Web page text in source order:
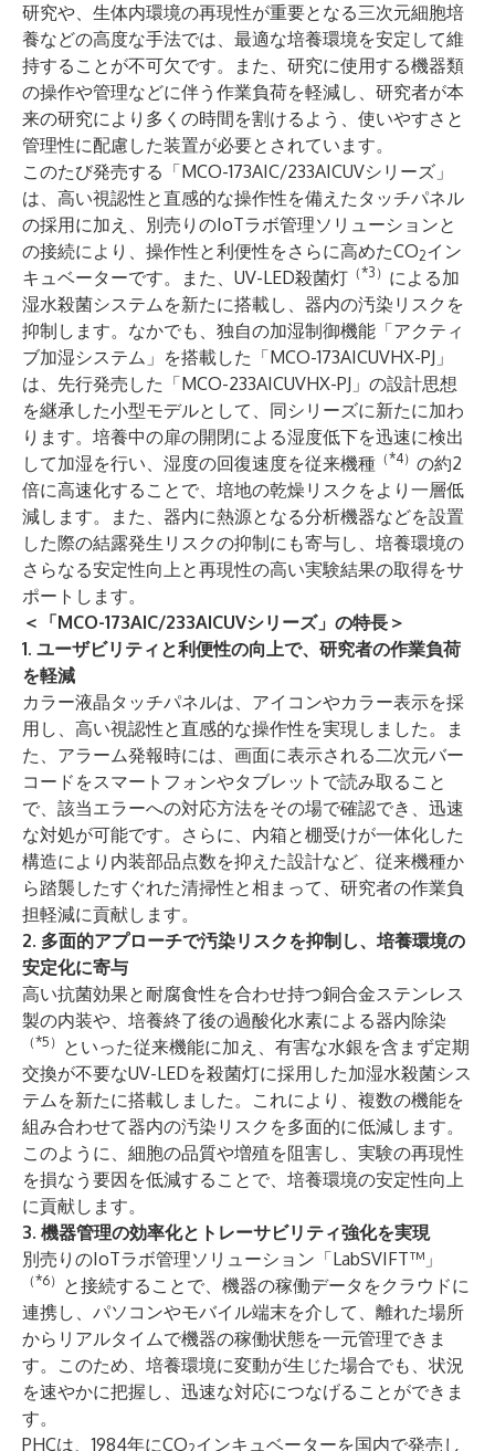
研究や、生体内環境の再現性が重要となる三次元細胞培
養などの高度な手法では、最適な培養環境を安定して維
持することが不可欠です。また、研究に使用する機器類
の操作や管理などに伴う作業負荷を軽減し、研究者が本
来の研究により多くの時間を割けるよう、使いやすさと
管理性に配慮した装置が必要とされています。
このたび発売する「MCO-173AIC/233AICUVシリーズ」
は、高い視認性と直感的な操作性を備えたタッチパネル
の採用に加え、別売りのIoTラボ管理ソリューションと
の接続により、操作性と利便性をさらに高めたCO2イン
キュベーターです。また、UV-LED殺菌灯 （*3） による加
湿水殺菌システムを新たに搭載し、器内の汚染リスクを
抑制します。なかでも、独自の加湿制御機能「アクティ
ブ加湿システム」を搭載した「MCO-173AICUVHX-PJ」
は、先行発売した「MCO-233AICUVHX-PJ」の設計思想
を継承した小型モデルとして、同シリーズに新たに加わ
ります。培養中の扉の開閉による湿度低下を迅速に検出
して加湿を行い、湿度の回復速度を従来機種 （*4） の約2
倍に高速化することで、培地の乾燥リスクをより一層低
減します。また、器内に熱源となる分析機器などを設置
した際の結露発生リスクの抑制にも寄与し、培養環境の
さらなる安定性向上と再現性の高い実験結果の取得をサ
ポートします。
＜「MCO-173AIC/233AICUVシリーズ」の特長＞
1. ユーザビリティと利便性の向上で、研究者の作業負荷
を軽減
カラー​液晶タッチパネルは、アイコンやカラー表示を採
用し​、高い視認性と直感的な操作性を実現しました。ま
た、アラーム発報時には、画面に表示される二次元バー
コードをスマートフォンやタブレットで読み取ること
で、該当エラーへの対応方法をその場で確認でき、迅速
な対処が可能です。さらに、内箱と棚受けが一体化した
構造により内装部品点数を抑えた設計など、従来機種か
ら踏襲したすぐれた清掃性と相まって、研究者の作業負
担軽減に貢献します。
2. 多面的アプローチで汚染リスクを抑制し、培養環境の
安定化に寄与
高い抗菌効果と耐腐食性を合わせ持つ銅合金ステンレス
製の内装や、培養終了後の過酸化水素による器内除染
（*5） といった従来機能に加え、有害な水銀を含まず定期
交換が不要なUV-LEDを殺菌灯に採用した加湿水殺菌シス
テムを新たに搭載しました。これにより、複数の機能を
組み合わせて器内の汚染リスクを多面的に低減します。
このように、細胞の品質や増殖を阻害し、実験の再現性
を損なう要因を低減することで、培養環境の安定性向上
に貢献します。
3. 機器管理の効率化とトレーサビリティ強化を実現
別売りのIoTラボ管理ソリューション「LabSVIFT™」
（*6） と接続することで、機器の稼働データをクラウドに
連携し、パソコンやモバイル端末を介して、離れた場所
からリアルタイムで機器の稼働状態を一元管理できま
す。このため、培養環境に変動が生じた場合でも、状況
を速やかに把握し、迅速な対応につなげることができま
す。
PHCは、1984年にCO インキュベーターを国内で発売し